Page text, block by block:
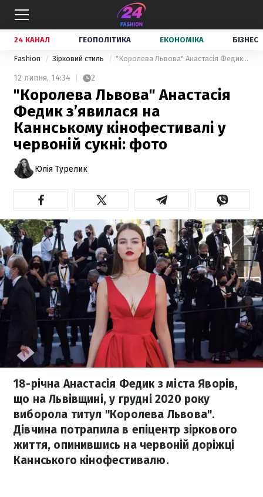
24 КАНАЛ ГЕОПОЛІТИКА ЕКОНОМІКА БІЗНЕС
Fashion Зірковий стиль "Королева Львова" Анастасія Федик з’явилася на Каннському кінофестивалі у червоній сукні: фото
12 липня, 14:34 2
"Королева Львова" Анастасія
Федик з’явилася на
Каннському кінофестивалі у
червоній сукні: фото
Юлія Турелик
18-річна Анастасія Федик з міста Яворів,
що на Львівщині, у грудні 2020 року
виборола титул "Королева Львова".
Дівчина потрапила в епіцентр зіркового
життя, опинившись на червоній доріжці
Каннського кінофестивалю.